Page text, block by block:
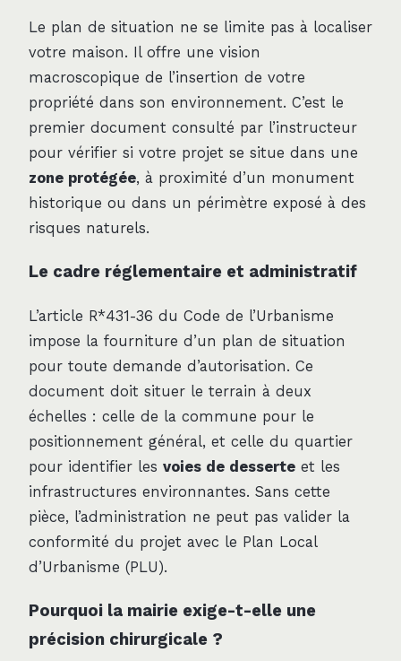
Le plan de situation ne se limite pas à localiser
votre maison. Il offre une vision
macroscopique de l’insertion de votre
propriété dans son environnement. C’est le
premier document consulté par l’instructeur
pour vérifier si votre projet se situe dans une
zone protégée, à proximité d’un monument
historique ou dans un périmètre exposé à des
risques naturels.
Le cadre réglementaire et administratif
L’article R*431-36 du Code de l’Urbanisme
impose la fourniture d’un plan de situation
pour toute demande d’autorisation. Ce
document doit situer le terrain à deux
échelles : celle de la commune pour le
positionnement général, et celle du quartier
pour identifier les voies de desserte et les
infrastructures environnantes. Sans cette
pièce, l’administration ne peut pas valider la
conformité du projet avec le Plan Local
d’Urbanisme (PLU).
Pourquoi la mairie exige-t-elle une
précision chirurgicale ?